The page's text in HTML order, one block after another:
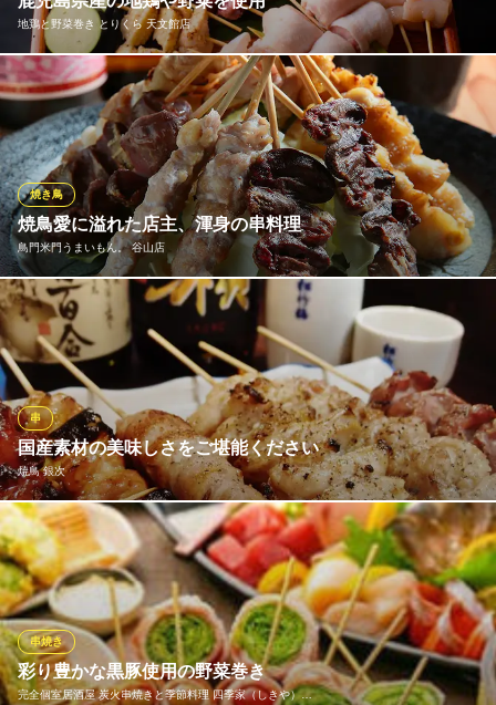
個室焼鳥 とりふく
貸切＆個室/焼鳥居酒屋
ＪＲ指宿枕崎線谷山駅 徒歩23分
鹿児島県鹿児島市卸本町7-3-1
地鶏と野菜巻き とりくら 天文館店
黒さつま鶏に加え、赤鶏やごいし等の地元養鶏場から直送された
地鶏を厳選して使用しております。素材本来の味が強く臭みなど
がないので、焼き鳥はもちろんたたきやカルパッチョも絶品で
す。また野菜には地元農家の朝採れ野菜を使用。鮮度良く素材の
味が楽しめる野菜串や、鹿児島県産黒豚で巻いた野菜巻き串もお
すすめです。
地鶏と野菜巻き とりくら 天文館店
焼き鳥 居酒屋 天文館
鹿児島市電（系統1）天文館通駅 徒歩3分
鹿児島県鹿児島市千日町3-23 宮内ビル B1F
焼鳥愛に溢れた店主、渾身の串料理
鳥門米門うまいもん。 谷山店
焼き鳥
丁寧な串打ちや絶妙な焼き加減。「幸せな人を1人でも多く増やし
たい！」と強いこだわりを持つ店主が、とことん細部にこだわっ
た串料理はお店の看板メニューです。また80円（税抜）～とリー
ズナブルな価格設定も嬉しいポイント。中でもオススメは「つく
ねキング」280円（税抜）チーズなどのトッピングでアレンジも可
能です。
鳥門米門うまいもん。 谷山店
焼鳥 刺身 居酒屋
ＪＲ指宿枕崎線谷山駅 徒歩7分
鹿児島県鹿児島市谷山中央1-4971
国産素材の美味しさをご堪能ください
焼鳥 銀次
串
素材にこだわる当店。鶏肉は県内産若鶏をその日に仕込んでおり
ます。食感にはほどよい弾力があり、さっぱりとした脂が絶品で
す。また、牛サガリや牛ホルモンは国産和牛を、豚バラには薩摩
黒豚を使用しており、お肉の質は折り紙付き。炭火でじっくり焼
き上げ、素材の美味しさをしっかりと引き出してご提供いたしま
す！
彩り豊かな黒豚使用の野菜巻き
完全個室居酒屋 炭火串焼きと季節料理 四季家（しきや）…
串焼き